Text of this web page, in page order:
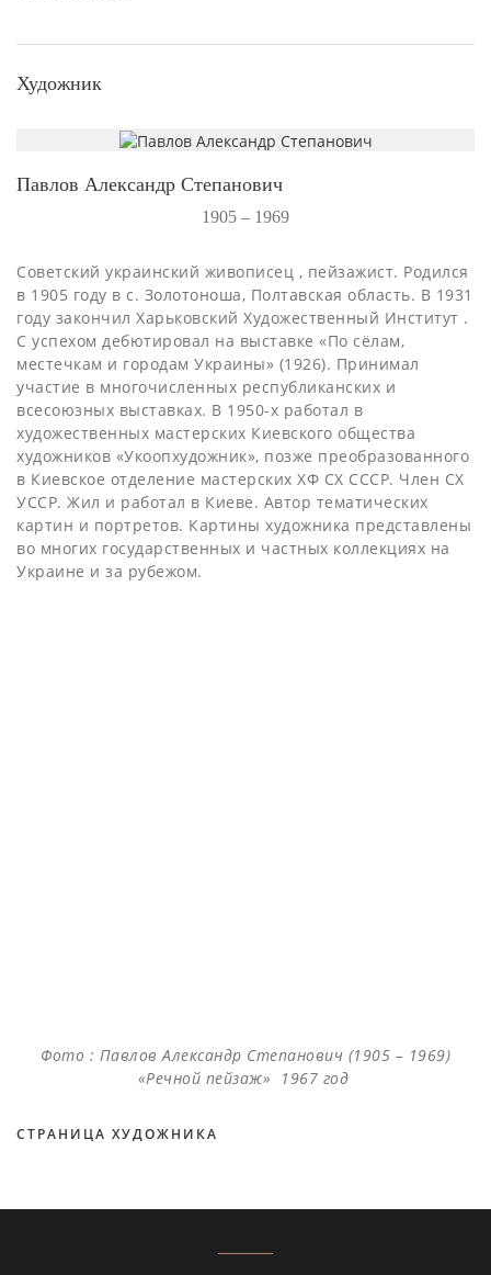
Художник
Павлов Александр Степанович
1905 – 1969
Советский украинский живописец , пейзажист. Родился
в 1905 году в с. Золотоноша, Полтавская область. В 1931
году закончил Харьковский Художественный Институт .
С успехом дебютировал на выставке «По сёлам,
местечкам и городам Украины» (1926). Принимал
участие в многочисленных республиканских и
всесоюзных выставках. В 1950-х работал в
художественных мастерских Киевского общества
художников «Укоопхудожник», позже преобразованного
в Киевское отделение мастерских ХФ СХ СССР. Член СХ
УССР. Жил и работал в Киеве. Автор тематических
картин и портретов. Картины художника представлены
во многих государственных и частных коллекциях на
Украине и за рубежом.
Фото : Павлов Александр Степанович (1905 – 1969)
«Речной пейзаж» 1967 год
СТРАНИЦА ХУДОЖНИКА